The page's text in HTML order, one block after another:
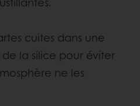
cuites dans une
la silice pour éviter
ne les